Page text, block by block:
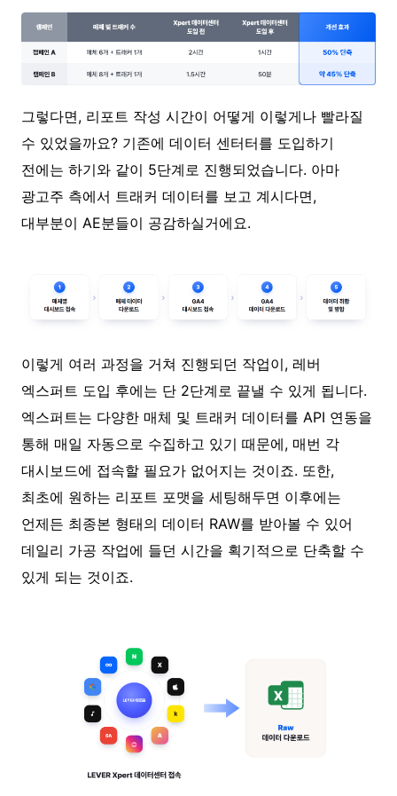
그렇다면, 리포트 작성 시간이 어떻게 이렇게나 빨라질
수 있었을까요? 기존에 데이터 센터터를 도입하기
전에는 하기와 같이 5단계로 진행되었습니다. 아마
광고주 측에서 트래커 데이터를 보고 계시다면,
대부분이 AE분들이 공감하실거에요.
이렇게 여러 과정을 거쳐 진행되던 작업이, 레버
엑스퍼트 도입 후에는 단 2단계로 끝낼 수 있게 됩니다.
엑스퍼트는 다양한 매체 및 트래커 데이터를 API 연동을
통해 매일 자동으로 수집하고 있기 때문에, 매번 각
대시보드에 접속할 필요가 없어지는 것이죠. 또한,
최초에 원하는 리포트 포맷을 세팅해두면 이후에는
언제든 최종본 형태의 데이터 RAW를 받아볼 수 있어
데일리 가공 작업에 들던 시간을 획기적으로 단축할 수
있게 되는 것이죠.